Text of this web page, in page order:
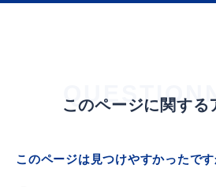
浜田市観光協会ポータルサ
このページに関する
このページは見つけやすかったです